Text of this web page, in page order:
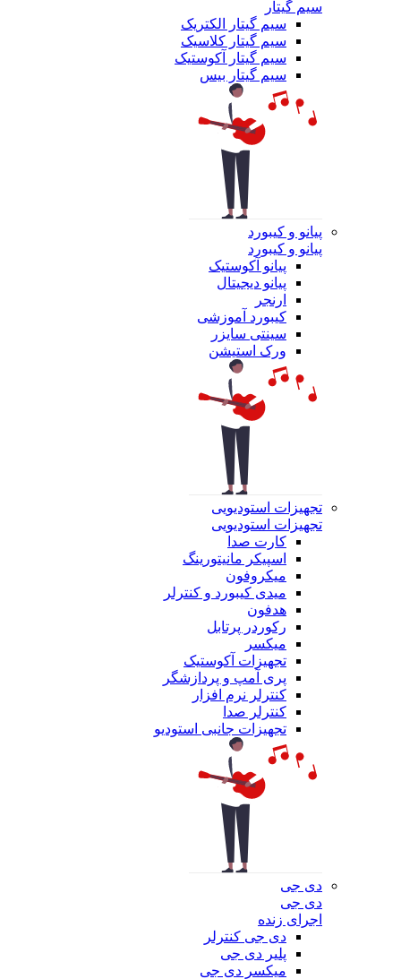
سیم گیتار
سیم گیتار الکتریک
سیم گیتار کلاسیک
سیم گیتار آکوستیک
سیم گیتار بیس
پیانو و کیبورد
پیانو و کیبورد
پیانو آکوستیک
پیانو دیجیتال
ارنجر
کیبورد آموزشی
سینتی سایزر
ورک استیشن
تجهیزات استودیویی
تجهیزات استودیویی
کارت صدا
اسپیکر مانیتورینگ
میکروفون
میدی کیبورد و کنترلر
هدفون
رکوردر پرتابل
میکسر
تجهیزات آکوستیک
پری آمپ و پردازشگر
کنترلر نرم افزار
کنترلر صدا
تجهیزات جانبی استودیو
دی جی
دی جی
اجرای زنده
دی جی کنترلر
پلیر دی جی
میکسر دی جی